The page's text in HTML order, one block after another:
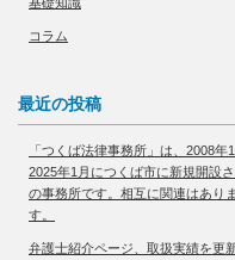
基礎知識
コラム
最近の投稿
「つくば法律事務所」は、2008
2025年1月につくば市に新規開設
の事務所です。相互に関連はあり
す。
弁護士紹介ページ、取扱実績を更